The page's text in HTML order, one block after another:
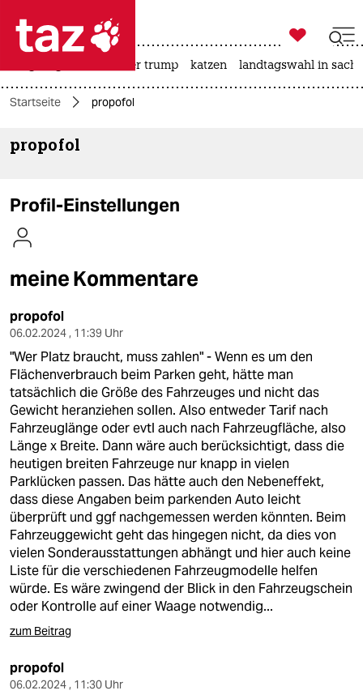
 taz zahl ich
themen
kultur
sport
berlin
nord
wahrheit
verlag
verlag
veranstaltungen
shop
fragen & hilfe
unterstützen
abo

taz zahl ich
usa unter trump katzen landtagswahl in
Startseite propofol
propofol
Profil-Einstellungen
meine Kommentare
propofol
06.02.2024 , 11:39 Uhr
"Wer Platz braucht, muss zahlen" - Wenn es um den
Flächenverbrauch beim Parken geht, hätte man
tatsächlich die Größe des Fahrzeuges und nicht das
Gewicht heranziehen sollen. Also entweder Tarif nach
Fahrzeuglänge oder evtl auch nach Fahrzeugfläche, also
Länge x Breite. Dann wäre auch berücksichtigt, dass die
heutigen breiten Fahrzeuge nur knapp in vielen
Parklücken passen. Das hätte auch den Nebeneffekt,
dass diese Angaben beim parkenden Auto leicht
überprüft und ggf nachgemessen werden könnten. Beim
Fahrzeuggewicht geht das hingegen nicht, da dies von
vielen Sonderausstattungen abhängt und hier auch keine
Liste für die verschiedenen Fahrzeugmodelle helfen
würde. Es wäre zwingend der Blick in den Fahrzeugschein
oder Kontrolle auf einer Waage notwendig...
zum Beitrag
propofol
06.02.2024 , 11:30 Uhr